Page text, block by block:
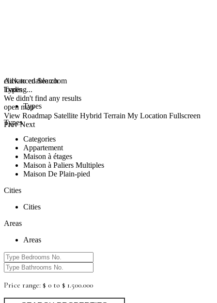
click to enable zoom
loading...
We didn't find any results
open map
View Roadmap Satellite Hybrid Terrain My Location Fullscreen
Prev Next
Advanced Search
Types
Types
Types
Categories
Appartement
Maison à étages
Maison à Paliers Multiples
Maison De Plain-pied
Cities
Cities
Areas
Areas
Price range: $ 0 to $ 1.500.000